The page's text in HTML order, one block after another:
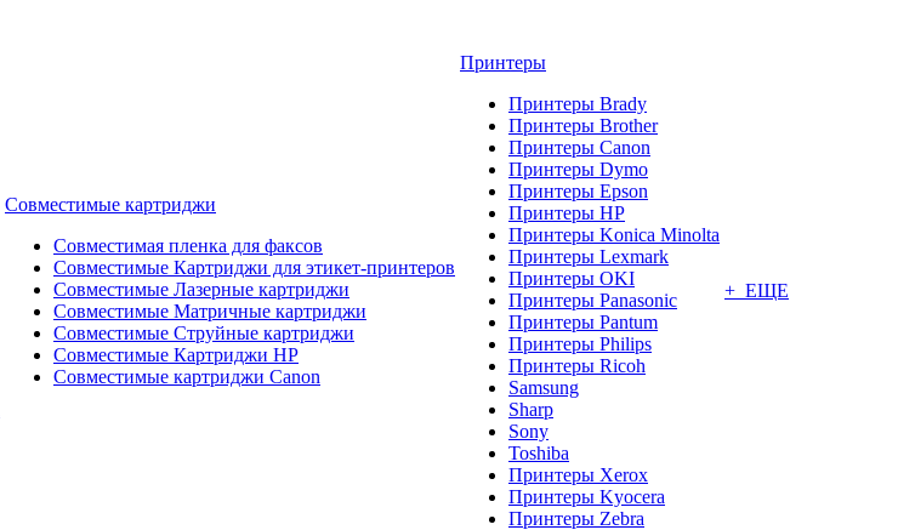
Совместимые картриджи
Совместимая пленка для факсов
Совместимые Картриджи для этикет-принтеров
Совместимые Лазерные картриджи
Совместимые Матричные картриджи
Совместимые Струйные картриджи
Совместимые Картриджи HP
Совместимые картриджи Canon
Принтеры
Принтеры Brady
Принтеры Brother
Принтеры Canon
Принтеры Dymo
Принтеры Epson
Принтеры HP
Принтеры Konica Minolta
Принтеры Lexmark
Принтеры OKI
Принтеры Panasonic
Принтеры Pantum
Принтеры Philips
Принтеры Ricoh
Samsung
Sharp
Sony
Toshiba
Принтеры Xerox
Принтеры Kyocera
Принтеры Zebra
+ ЕЩЕ